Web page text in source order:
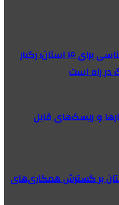
هشدار نارنجی هواشناسی برای ۴ استان؛ رگبار
راه است
و ریسک‌های قابل
بر گسترش همکاری‌های